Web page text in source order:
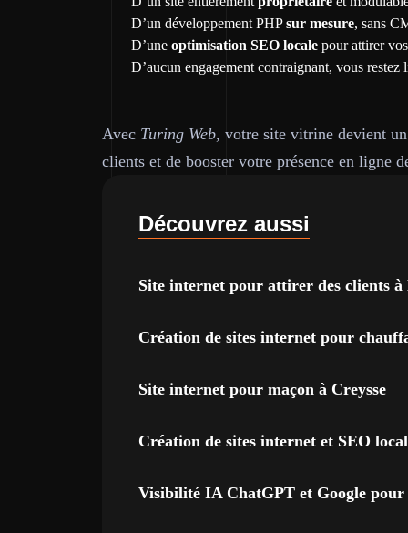
D’un développement PHPsur mesure, sans
D’une optimisation SEO locale pour attirer
D’aucun engagement contraignant, vous restez
Avec Turing Web, votre site vitrine devient
clients et de booster votre présence en ligne
Découvrez aussi
Site internet pour attirer des clients
Création de sites internet pour
Site internet pour maçon à Creysse
Création de sites internet et SEO
Visibilité IA ChatGPT et Google